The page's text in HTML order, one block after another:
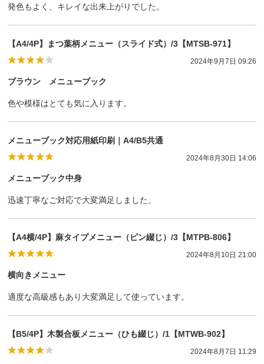
発色もよく、キレイな出来上がりでした。
【A4/4P】まつ葉柄メニュー（スライド式）/3【MTSB-971】
2024年9月7日 09:26
ブラウン メニューブック
色や模様はとても気に入ります。
メニューブック対応用紙印刷｜A4/B5共通
2024年8月30日 14:06
メニューブック中身
迅速丁寧なご対応で大変満足しました。
【A4横/4P】麻タイプメニュー（ピン綴じ）/3【MTPB-806】
2024年8月10日 21:00
横向きメニュー
適度な高級感もあり大変満足して使っています。
【B5/4P】木製合板メニュー（ひも綴じ）/1【MTWB-902】
2024年8月7日 11:29